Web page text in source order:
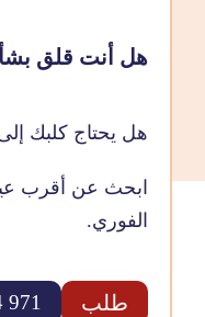
هل أنت قلق
هل يحتاج كلبك
ابحث عن أقرب
الفوري.
طلب 971 4 5971 000